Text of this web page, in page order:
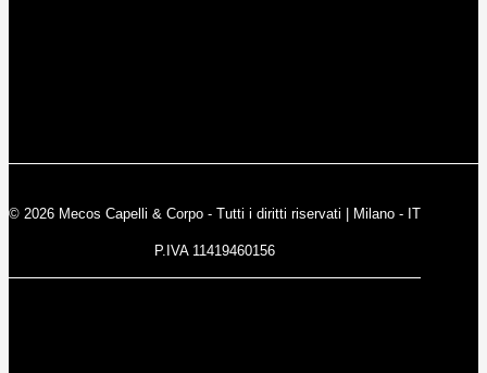
© 2026 Mecos Capelli & Corpo - Tutti i diritti riservati | Milano - IT
P.IVA 11419460156